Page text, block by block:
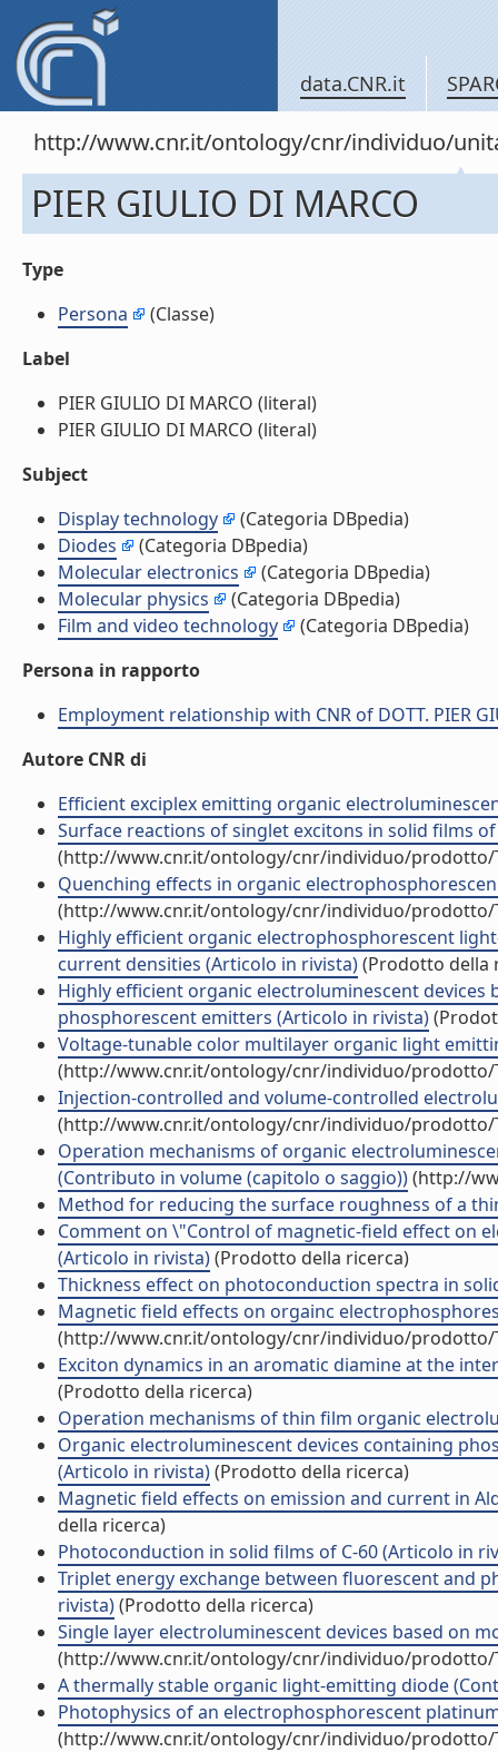
data.CNR.it
http://www.cnr.it/ontology/cnr/individuo/
PIER GIULIO DI MARCO
Type
Persona
(Classe)
Label
PIER GIULIO DI MARCO (literal)
PIER GIULIO DI MARCO (literal)
Subject
Display technology
(Categoria DBpedia)
Diodes
(Categoria DBpedia)
Molecular electronics
(Categoria DBpedia)
Molecular physics
(Categoria DBpedia)
Film and video technology
(Categoria DBpedia)
Persona in rapporto
Employment relationship with CNR of DOTT. PIER
Autore CNR di
Efficient exciplex emitting organic
Surface reactions of singlet excitons in solid films
(http://www.cnr.it/ontology/cnr/individuo/prodotto/
Quenching effects in organic
(http://www.cnr.it/ontology/cnr/individuo/prodotto/
Highly efficient organic electrophosphorescent
current densities (Articolo in rivista)(Prodotto della
Highly efficient organic electroluminescent
phosphorescent emitters (Articolo in rivista)
Voltage-tunable color multilayer organic light
(http://www.cnr.it/ontology/cnr/individuo/prodotto/
Injection-controlled and volume-controlled
(http://www.cnr.it/ontology/cnr/individuo/prodotto/
Operation mechanisms of organic
(Contributo in volume (capitolo o saggio))(http://
Method for reducing the surface roughness of a
Comment on \"Control of magnetic-field effect on
(Articolo in rivista)(Prodotto della ricerca)
Thickness effect on photoconduction spectra in
Magnetic field effects on orgainc
(http://www.cnr.it/ontology/cnr/individuo/prodotto/
Exciton dynamics in an aromatic diamine at the
(Prodotto della ricerca)
Operation mechanisms of thin film organic
Organic electroluminescent devices containing
(Articolo in rivista)(Prodotto della ricerca)
Magnetic field effects on emission and current in
della ricerca)
Photoconduction in solid films of C-60 (Articolo in
Triplet energy exchange between fluorescent and
rivista)(Prodotto della ricerca)
Single layer electroluminescent devices based on
(http://www.cnr.it/ontology/cnr/individuo/prodotto/
A thermally stable organic light-emitting diode
Photophysics of an electrophosphorescent
(http://www.cnr.it/ontology/cnr/individuo/prodotto/